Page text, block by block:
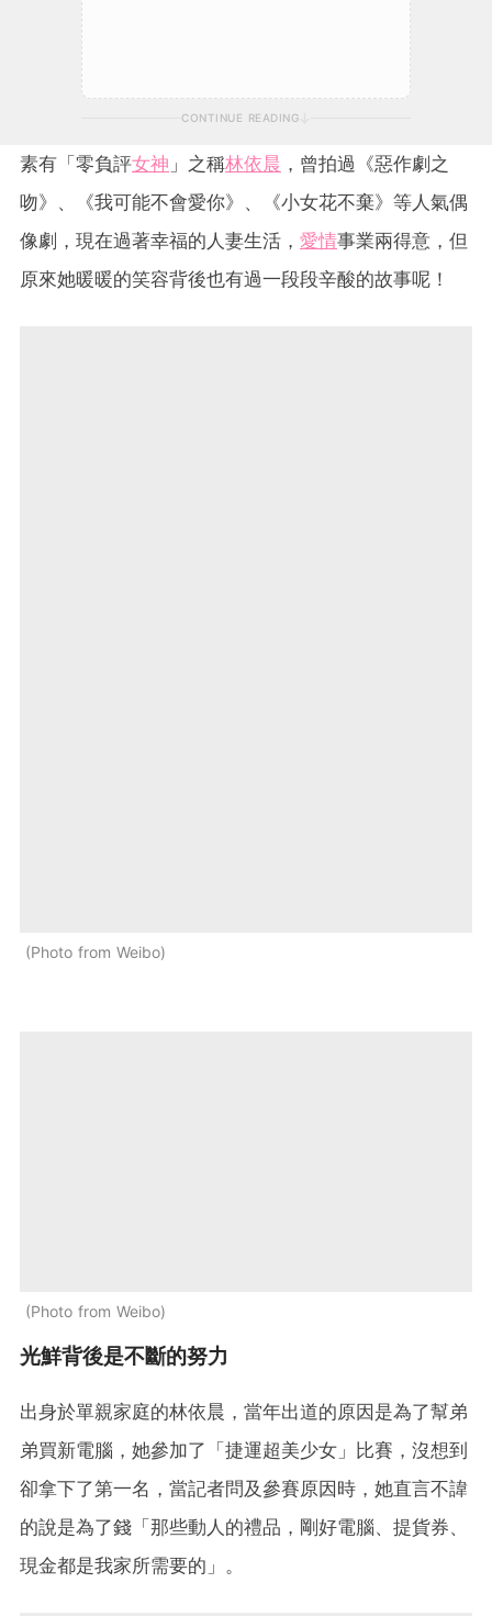
CONTINUE READING
素有「零負評女神 」之稱林依晨 ，曾拍過《惡作劇之
吻》、《我可能不會愛你》、《小女花不棄》等人氣偶
像劇，現在過著幸福的人妻生活， 愛情事業兩得意，但
原來她暖暖的笑容背後也有過一段段辛酸的故事呢！
Photo from Weibo
Photo from Weibo
光鮮背後是不斷的努力
出身於單親家庭的林依晨，當年出道的原因是為了幫弟
弟買新電腦，她參加了「捷運超美少女」比賽，沒想到
卻拿下了第一名，當記者問及參賽原因時，她直言不諱
的說是為了錢「那些動人的禮品，剛好電腦、提貨券、
現金都是我家所需要的」。